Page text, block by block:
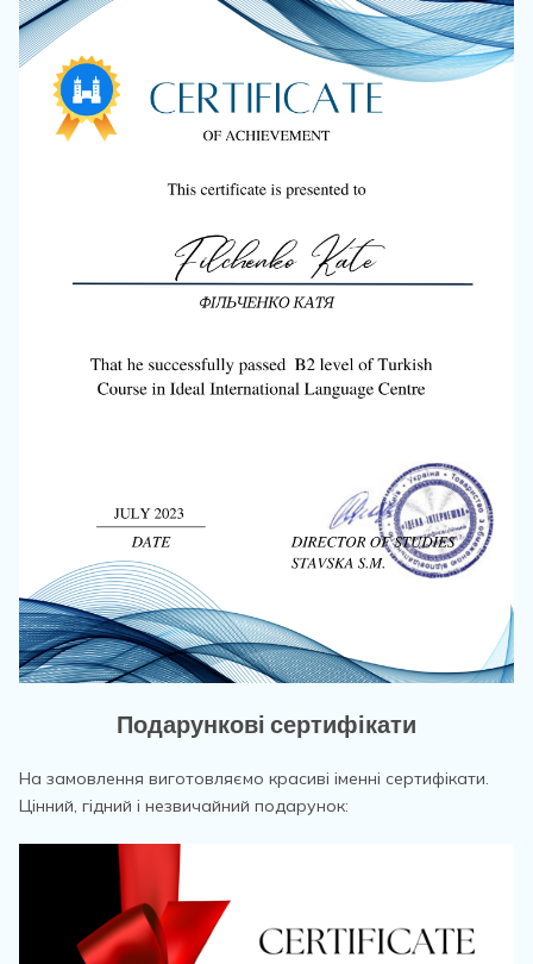
Подарункові сертифікати
На замовлення виготовляємо красиві іменні сертифікати.
Цінний, гідний і незвичайний подарунок: